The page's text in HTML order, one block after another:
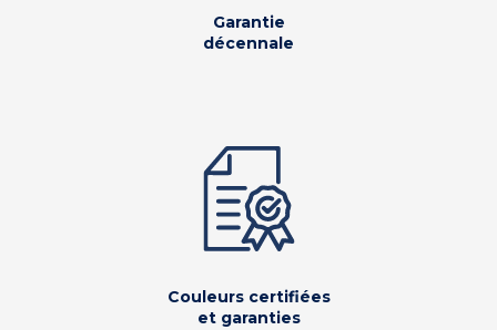
Garantie
décennale
Couleurs certifiées
et garanties